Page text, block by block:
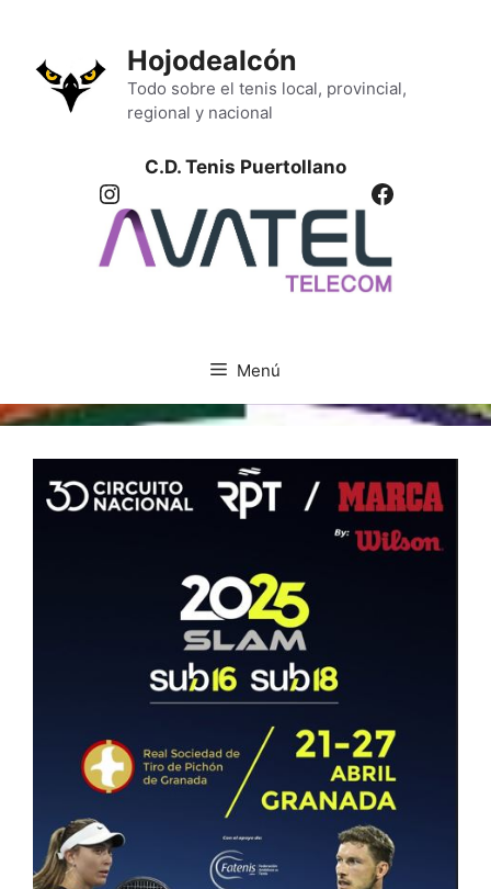
contenido
Hojodealcón
Todo sobre el tenis local, provincial,
regional y nacional
C.D. Tenis Puertollano
Instagram Facebook
Menú